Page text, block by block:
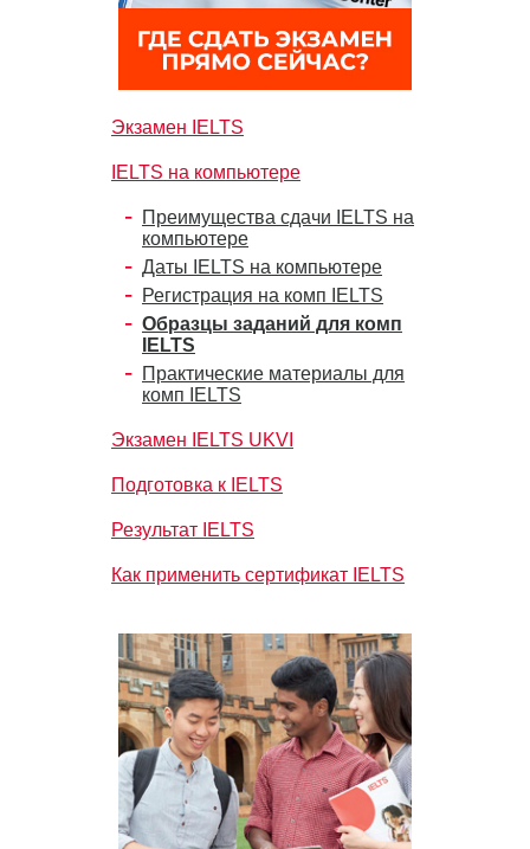
Экзамен IELTS
IELTS на компьютере
Преимущества сдачи IELTS на
компьютере
Даты IELTS на компьютере
Регистрация на комп IELTS
Образцы заданий для комп
IELTS
Практические материалы для
комп IELTS
Экзамен IELTS UKVI
Подготовка к IELTS
Результат IELTS
Как применить сертификат IELTS